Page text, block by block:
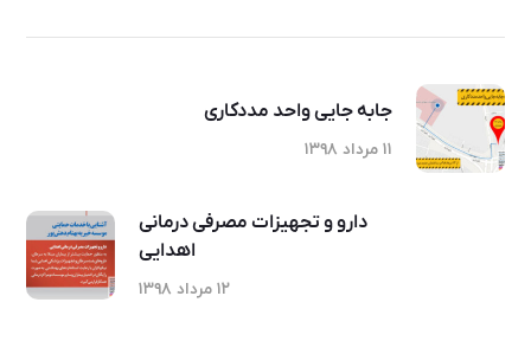
جابه جایی واحد مددکاری
۱۱ مرداد ۱۳۹۸
دارو و تجهیزات مصرفی درمانی
اهدایی
۱۲ مرداد ۱۳۹۸